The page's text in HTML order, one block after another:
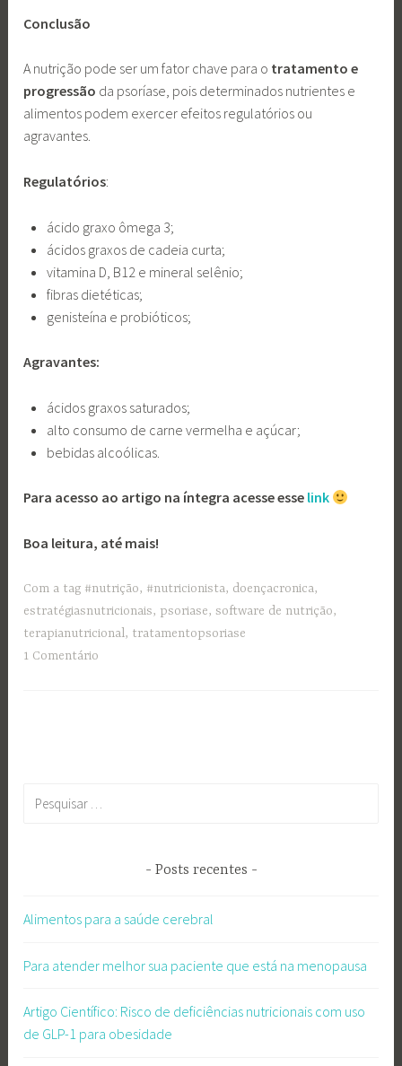
Conclusão
A nutrição pode ser um fator chave para o tratamento e
progressão da psoríase, pois determinados nutrientes e
alimentos podem exercer efeitos regulatórios ou
agravantes.
Regulatórios:
ácido graxo ômega 3;
ácidos graxos de cadeia curta;
vitamina D, B12 e mineral selênio;
fibras dietéticas;
genisteína e probióticos;
Agravantes:
ácidos graxos saturados;
alto consumo de carne vermelha e açúcar;
bebidas alcoólicas.
Para acesso ao artigo na íntegra acesse esse link
Boa leitura, até mais!
Com a tag #nutrição, #nutricionista, doençacronica,
estratégiasnutricionais, psoriase,software de nutrição,
terapianutricional, tratamentopsoriase
1 Comentário
Posts recentes
Alimentos para a saúde cerebral
Para atender melhor sua paciente que está na menopausa
Artigo Científico: Risco de deficiências nutricionais com uso
de GLP-1 para obesidade